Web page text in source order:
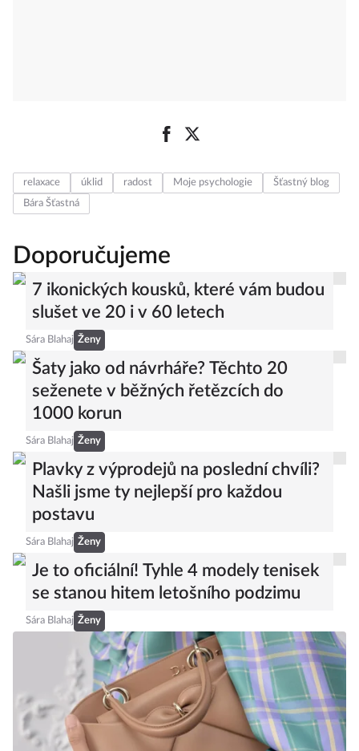
relaxace úklid radost Moje psychologie
Šťastný blog
Bára Šťastná
Doporučujeme
7 ikonických kousků, které vám budou
slušet ve 20 i v 60 letech
Sára Blahaj Ženy
Šaty jako od návrháře? Těchto 20
seženete v běžných řetězcích do
1000 korun
Sára Blahaj Ženy
Plavky z výprodejů na poslední chvíli?
Našli jsme ty nejlepší pro každou
postavu
Sára Blahaj Ženy
Je to oficiální! Tyhle 4 modely tenisek
se stanou hitem letošního podzimu
Sára Blahaj Ženy